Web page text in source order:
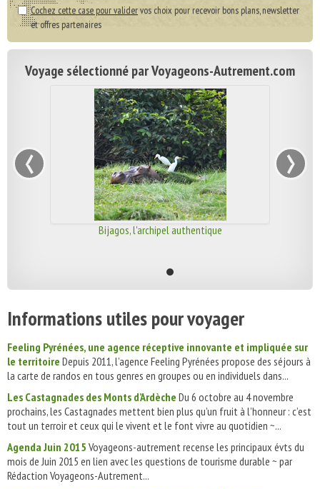
Cochez cette case pour validervos choix pour recevoir bons plans, newsletter
et offres partenaires
Voyage sélectionné par Voyageons-Autrement.com
Bijagos, l'archipel authentique
‹ ›
Informations utiles pour voyager
Feeling Pyrénées, une agence réceptive innovante et impliquée sur
le territoire Depuis 2011, l’agence Feeling Pyrénées propose des séjours à
la carte de randos en tous genres en groupes ou en individuels dans...
Les Castagnades des Monts d’Ardèche Du 6 octobre au 4 novembre
prochains, les Castagnades mettent bien plus qu’un fruit à l’honneur : c’est
tout un terroir et ceux qui le vivent et le font vivre au quotidien ~...
Agenda Juin 2015 Voyageons-autrement recense les principaux évts du
mois de Juin 2015 en lien avec les questions de tourisme durable ~ par
Rédaction Voyageons-Autrement...